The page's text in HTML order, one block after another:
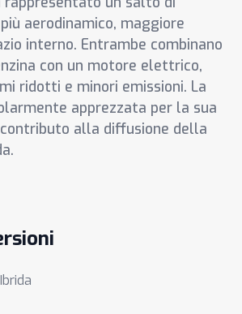
aerodinamico, maggiore
interno. Entrambe combinano
con un motore elettrico,
ridotti e minori emissioni. La
apprezzata per la sua
alla diffusione della